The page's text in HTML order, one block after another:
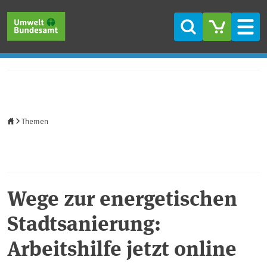
Suche
Themen
Wege zur energetischen
Stadtsanierung:
Arbeitshilfe jetzt online